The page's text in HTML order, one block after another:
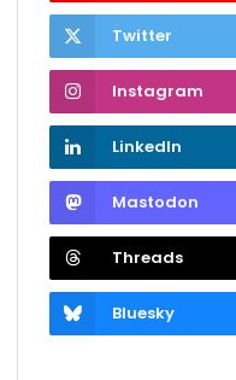
Twitter
Instagram
LinkedIn
Mastodon
Threads
Bluesky